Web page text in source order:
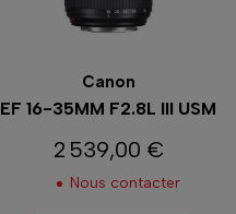
Canon
EF 16-35MM F2.8L III USM
Prix
2 539,00 €
Nous contacter